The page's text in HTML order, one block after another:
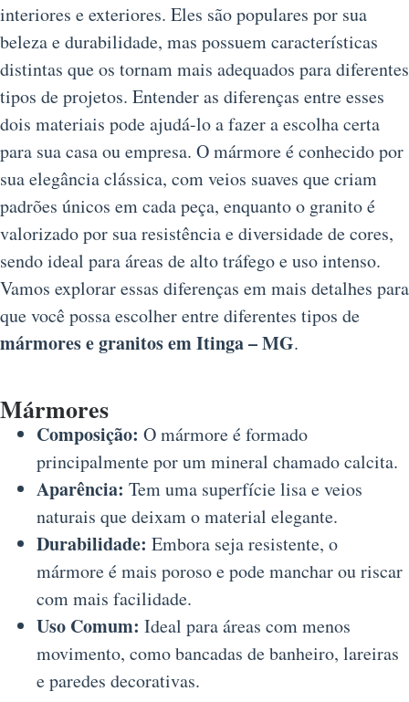
interiores e exteriores. Eles são populares por sua
beleza e durabilidade, mas possuem características
distintas que os tornam mais adequados para diferentes
tipos de projetos. Entender as diferenças entre esses
dois materiais pode ajudá-lo a fazer a escolha certa
para sua casa ou empresa. O mármore é conhecido por
sua elegância clássica, com veios suaves que criam
padrões únicos em cada peça, enquanto o granito é
valorizado por sua resistência e diversidade de cores,
sendo ideal para áreas de alto tráfego e uso intenso.
Vamos explorar essas diferenças em mais detalhes para
que você possa escolher entre diferentes tipos de
mármores e granitos em Itinga – MG.
Mármores
Composição: O mármore é formado
principalmente por um mineral chamado calcita.
Aparência: Tem uma superfície lisa e veios
naturais que deixam o material elegante.
Durabilidade: Embora seja resistente, o
mármore é mais poroso e pode manchar ou riscar
com mais facilidade.
Uso Comum: Ideal para áreas com menos
movimento, como bancadas de banheiro, lareiras
e paredes decorativas.